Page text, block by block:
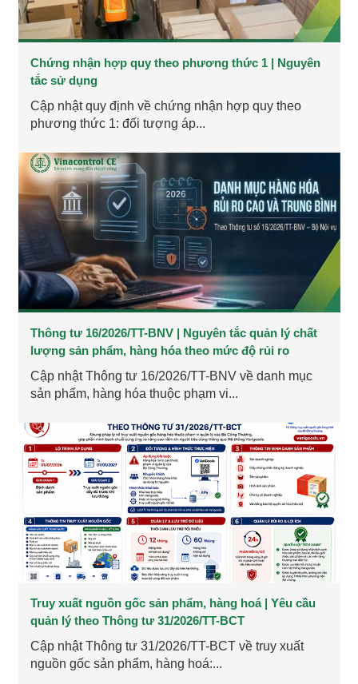
Chứng nhận hợp quy theo phương thức 1 | Nguyên
tắc sử dụng
Cập nhật quy định về chứng nhận hợp quy theo
phương thức 1: đối tượng áp...
Thông tư 16/2026/TT-BNV | Nguyên tắc quản lý chất
lượng sản phẩm, hàng hóa theo mức độ rủi ro
Cập nhật Thông tư 16/2026/TT-BNV về danh mục
sản phẩm, hàng hóa thuộc phạm vi...
Truy xuất nguồn gốc sản phẩm, hàng hoá | Yêu cầu
quản lý theo Thông tư 31/2026/TT-BCT
Cập nhật Thông tư 31/2026/TT-BCT về truy xuất
nguồn gốc sản phẩm, hàng hoá:...